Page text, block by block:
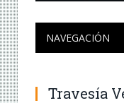
NAVEGACIÓN
Travesía